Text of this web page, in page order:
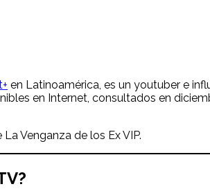
en Latinoamérica, es un youtuber e
en Internet, consultados en
Venganza de los Ex VIP.